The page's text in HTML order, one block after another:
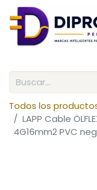
Todos los
LAPP Cable
4G16mm2 PVC